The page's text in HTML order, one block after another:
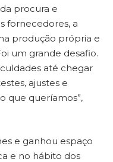
procura e
fornecedores, a
produção própria e
um grande desafio.
até chegar
ajustes e
que queríamos”,
e ganhou espaço
e no hábito dos